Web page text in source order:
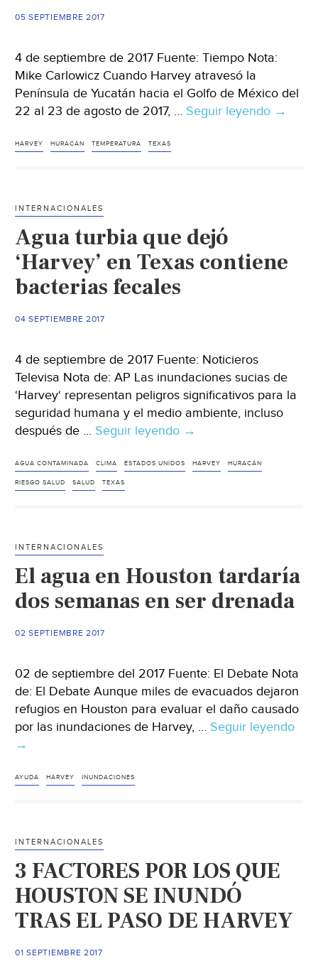
05 SEPTIEMBRE 2017
4 de septiembre de 2017 Fuente: Tiempo Nota:
Mike Carlowicz Cuando Harvey atravesó la
Península de Yucatán hacia el Golfo de México del
22 al 23 de agosto de 2017, … Seguir leyendo ¿Por
→
HARVEY HURACÁN TEMPERATURA TEXAS
INTERNACIONALES
Agua turbia que dejó
‘Harvey’ en Texas contiene
bacterias fecales
04 SEPTIEMBRE 2017
4 de septiembre de 2017 Fuente: Noticieros
Televisa Nota de: AP Las inundaciones sucias de
‘Harvey‘ representan peligros significativos para la
seguridad humana y el medio ambiente, incluso
después de … Seguir leyendo Agua
que
bacterias
fecales
→
AGUA CONTAMINADA CLIMA ESTADOS UNIDOS HARVEY HURACÁN
RIESGO SALUD SALUD TEXAS
INTERNACIONALES
El agua en Houston tardaría
dos semanas en ser drenada
02 SEPTIEMBRE 2017
02 de septiembre del 2017 Fuente: El Debate Nota
de: El Debate Aunque miles de evacuados dejaron
refugios en Houston para evaluar el daño causado
por las inundaciones de Harvey, … Seguir leyendo
→
AYUDA HARVEY INUNDACIONES
INTERNACIONALES
3 FACTORES POR LOS QUE
HOUSTON SE INUNDÓ
TRAS EL PASO DE HARVEY
01 SEPTIEMBRE 2017